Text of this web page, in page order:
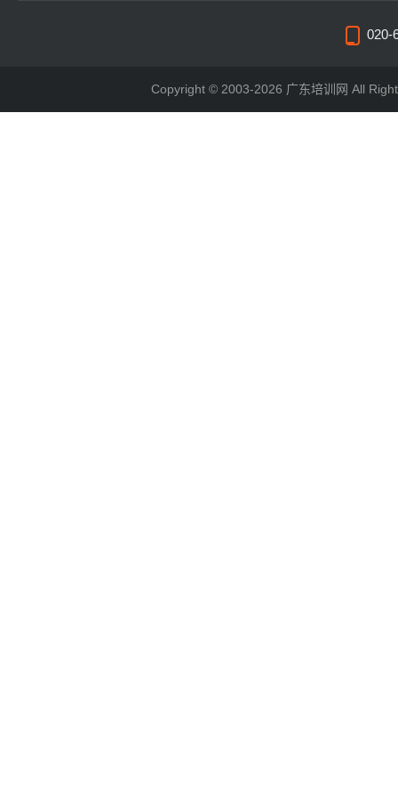
020-
Copyright © 2003-2026 广东培训网 All